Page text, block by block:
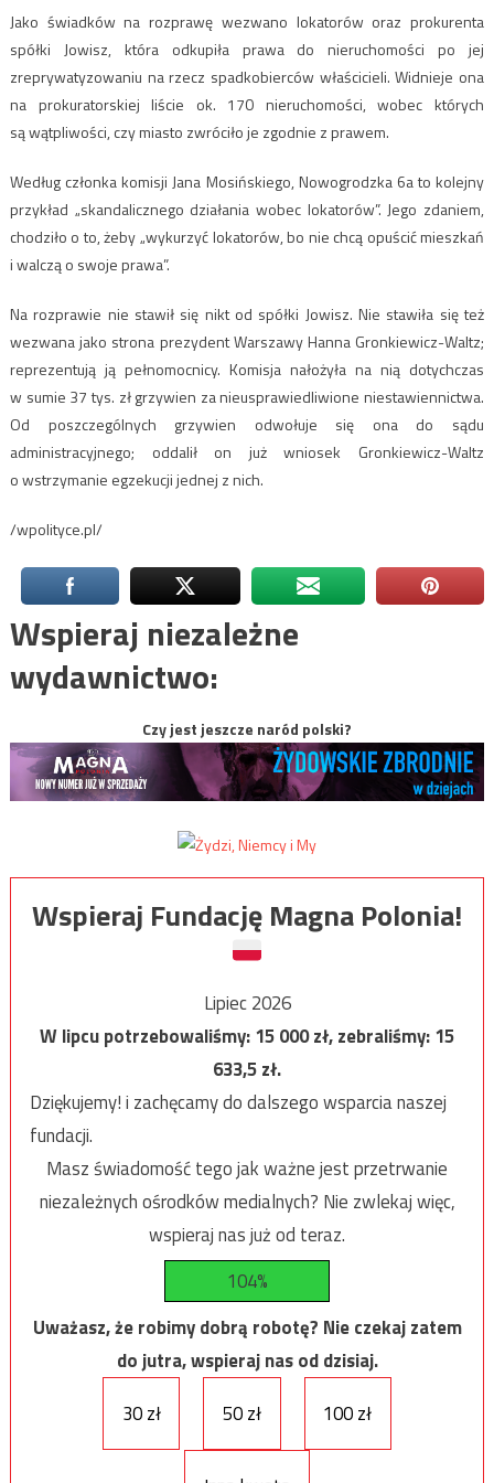
Jako świadków na rozprawę wezwano lokatorów oraz prokurenta
spółki Jowisz, która odkupiła prawa do nieruchomości po jej
zreprywatyzowaniu na rzecz spadkobierców właścicieli. Widnieje ona
na prokuratorskiej liście ok. 170 nieruchomości, wobec których
są wątpliwości, czy miasto zwróciło je zgodnie z prawem.
Według członka komisji Jana Mosińskiego, Nowogrodzka 6a to kolejny
przykład „skandalicznego działania wobec lokatorów”. Jego zdaniem,
chodziło o to, żeby „wykurzyć lokatorów, bo nie chcą opuścić mieszkań
i walczą o swoje prawa”.
Na rozprawie nie stawił się nikt od spółki Jowisz. Nie stawiła się też
wezwana jako strona prezydent Warszawy Hanna Gronkiewicz-Waltz;
reprezentują ją pełnomocnicy. Komisja nałożyła na nią dotychczas
w sumie 37 tys. zł grzywien za nieusprawiedliwione niestawiennictwa.
Od poszczególnych grzywien odwołuje się ona do sądu
administracyjnego; oddalił on już wniosek Gronkiewicz-Waltz
o wstrzymanie egzekucji jednej z nich.
/wpolityce.pl/
Wspieraj niezależne
wydawnictwo:
Czy jest jeszcze naród polski?
Wspieraj Fundację Magna Polonia!
Lipiec 2026
W lipcu potrzebowaliśmy:15 000zł, zebraliśmy:15
633,5zł.
Dziękujemy! i zachęcamy do dalszego wsparcia naszej
fundacji.
Masz świadomość tego jak ważne jest przetrwanie
niezależnych ośrodków medialnych? Nie zwlekaj więc,
wspieraj nas już od teraz.
104%
Uważasz, że robimy dobrą robotę? Nie czekaj zatem
do jutra, wspieraj nas od dzisiaj.
30 zł
50 zł 100 zł